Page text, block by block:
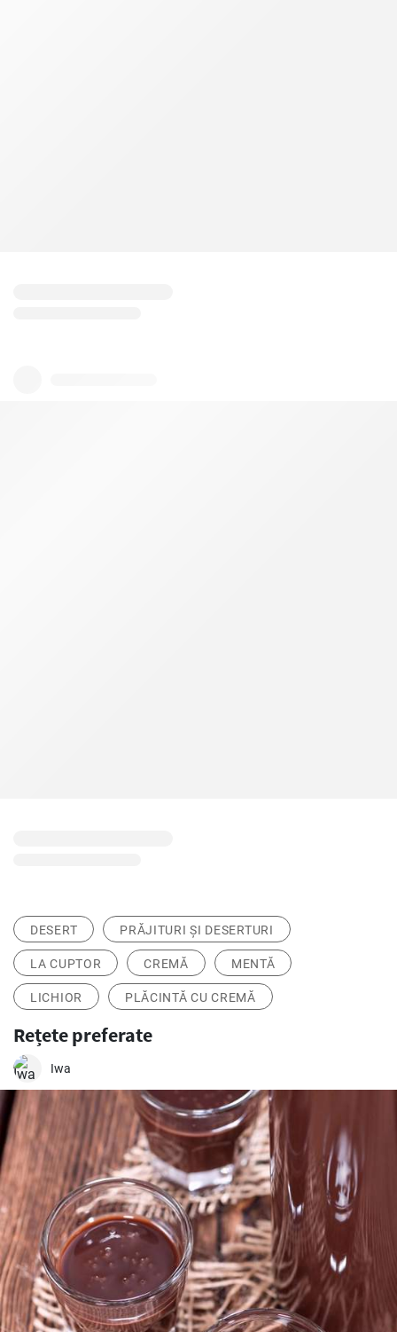
DESERT PRĂJITURI ȘI DESERTURI
LA CUPTOR CREMĂ MENTĂ
LICHIOR PLĂCINTĂ CU CREMĂ
Rețete preferate
Iwa